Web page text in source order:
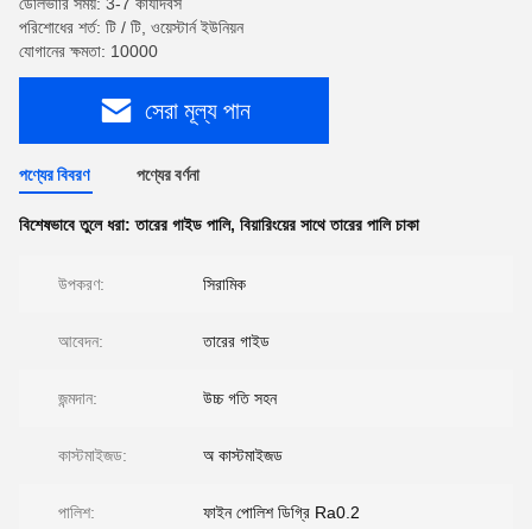
পরিশোধের শর্ত: টি / টি, ওয়েস্টার্ন ইউনিয়ন
যোগানের ক্ষমতা: 10000
সেরা মূল্য পান
পণ্যের বিবরণ পণ্যের বর্ণনা
বিশেষভাবে তুলে ধরা:তারের গাইড পালি, বিয়ারিংয়ের সাথে তারের পালি চাকা
উপকরণ: সিরামিক
আবেদন: তারের গাইড
জন্মদান: উচ্চ গতি সহন
কাস্টমাইজড: অ কাস্টমাইজড
পালিশ: ফাইন পোলিশ ডিগ্রি Ra0.2